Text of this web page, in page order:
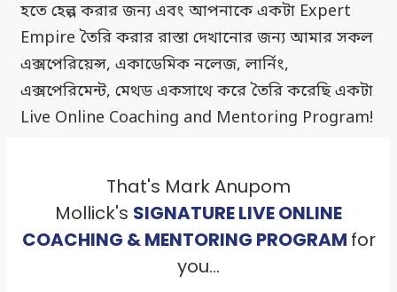
হতে হেল্প করার জন্য এবং আপনাকে একটা Expert
Empire তৈরি করার রাস্তা দেখানোর জন্য আমার সকল
এক্সপেরিয়েন্স, একাডেমিক নলেজ, লার্নিং,
এক্সপেরিমেন্ট, মেথড একসাথে করে তৈরি করেছি একটা
Live Online Coaching and Mentoring Program!
That's Mark Anupom
Mollick's SIGNATURE LIVE ONLINE
COACHING & MENTORING PROGRAM for
you...